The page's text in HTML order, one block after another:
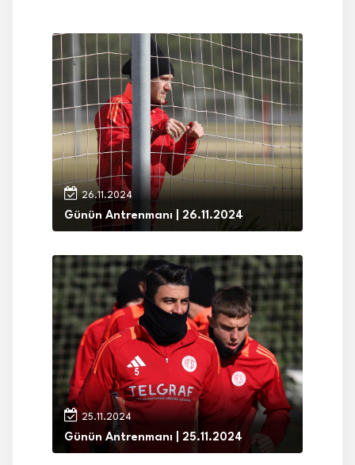
26.11.2024
Günün Antrenmanı | 26.11.2024
25.11.2024
Günün Antrenmanı | 25.11.2024